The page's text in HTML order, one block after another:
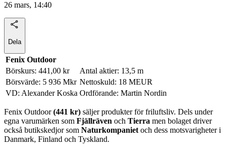
26 mars, 14:40
Dela
Fenix Outdoor
Börskurs: 441,00 kr
Antal aktier: 13,5 m
Börsvärde: 5 936 Mkr Nettoskuld: 18 MEUR
VD: Alexander Koska Ordförande: Martin Nordin
Fenix Outdoor(441 kr) säljer produkter för friluftsliv. Dels under
egna varumärken som Fjällräven och Tierra men bolaget driver
också butikskedjor som Naturkompaniet och dess motsvarigheter i
Danmark, Finland och Tyskland.